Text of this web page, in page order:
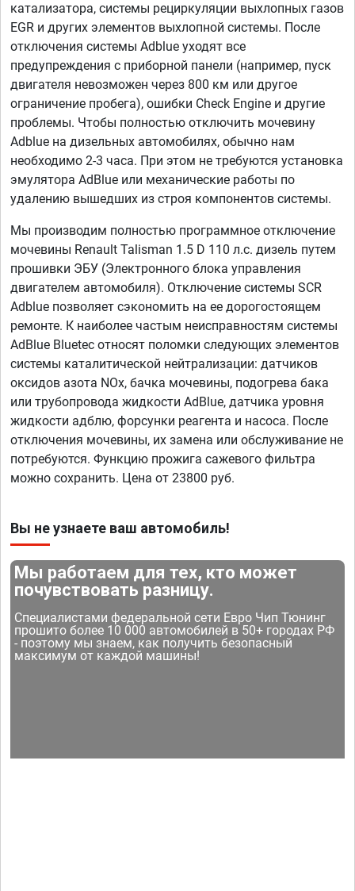
катализатора, системы рециркуляции выхлопных газов
EGR и других элементов выхлопной системы. После
отключения системы Adblue уходят все
предупреждения с приборной панели (например, пуск
двигателя невозможен через 800 км или другое
ограничение пробега), ошибки Check Engine и другие
проблемы. Чтобы полностью отключить мочевину
Adblue на дизельных автомобилях, обычно нам
необходимо 2-3 часа. При этом не требуются установка
эмулятора AdBlue или механические работы по
удалению вышедших из строя компонентов системы.
Мы производим полностью программное отключение
мочевины Renault Talisman 1.5 D 110 л.с. дизель путем
прошивки ЭБУ (Электронного блока управления
двигателем автомобиля). Отключение системы SCR
Adblue позволяет сэкономить на ее дорогостоящем
ремонте. К наиболее частым неисправностям системы
AdBlue Bluetec относят поломки следующих элементов
системы каталитической нейтрализации: датчиков
оксидов азота NOx, бачка мочевины, подогрева бака
или трубопровода жидкости AdBlue, датчика уровня
жидкости адблю, форсунки реагента и насоса. После
отключения мочевины, их замена или обслуживание не
потребуются. Функцию прожига сажевого фильтра
можно сохранить. Цена от 23800 руб.
Вы не узнаете ваш автомобиль!
Мы работаем для тех, кто может
почувствовать разницу.
Специалистами федеральной сети Евро Чип Тюнинг
прошито более 10 000 автомобилей в 50+ городах РФ
- поэтому мы знаем, как получить безопасный
максимум от каждой машины!